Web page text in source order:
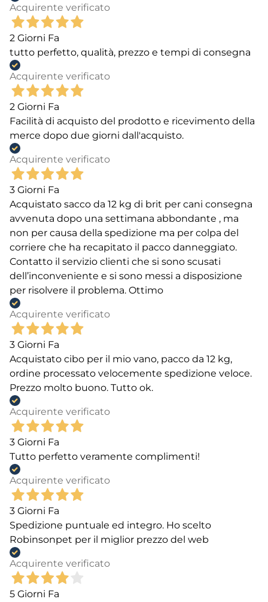
Acquirente verificato
2 Giorni Fa
tutto perfetto, qualità, prezzo e tempi di consegna
Acquirente verificato
2 Giorni Fa
Facilità di acquisto del prodotto e ricevimento della
merce dopo due giorni dall'acquisto.
Acquirente verificato
3 Giorni Fa
Acquistato sacco da 12 kg di brit per cani consegna
avvenuta dopo una settimana abbondante , ma
non per causa della spedizione ma per colpa del
corriere che ha recapitato il pacco danneggiato.
Contatto il servizio clienti che si sono scusati
dell’inconveniente e si sono messi a disposizione
per risolvere il problema. Ottimo
Acquirente verificato
3 Giorni Fa
Acquistato cibo per il mio vano, pacco da 12 kg,
ordine processato velocemente spedizione veloce.
Prezzo molto buono. Tutto ok.
Acquirente verificato
3 Giorni Fa
Tutto perfetto veramente complimenti!
Acquirente verificato
3 Giorni Fa
Spedizione puntuale ed integro. Ho scelto
Robinsonpet per il miglior prezzo del web
Acquirente verificato
5 Giorni Fa